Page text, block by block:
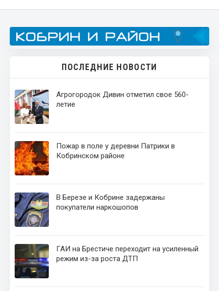
ПОСЛЕДНИЕ НОВОСТИ
Агрогородок Дивин отметил свое 560-
летие
Пожар в поле у деревни Патрики в
Кобринском районе
В Березе и Кобрине задержаны
покупатели наркошопов
ГАИ на Брестиче переходит на усиленный
режим из-за роста ДТП